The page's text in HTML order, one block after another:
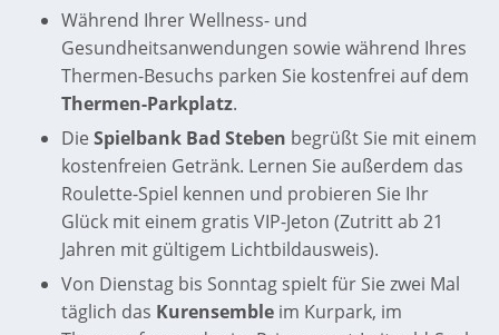
Während Ihrer Wellness- und
Gesundheitsanwendungen sowie während Ihres
Thermen-Besuchs parken Sie kostenfrei auf dem
Thermen-Parkplatz.
Die Spielbank Bad Steben begrüßt Sie mit einem
kostenfreien Getränk. Lernen Sie außerdem das
Roulette-Spiel kennen und probieren Sie Ihr
Glück mit einem gratis VIP-Jeton (Zutritt ab 21
Jahren mit gültigem Lichtbildausweis).
Von Dienstag bis Sonntag spielt für Sie zwei Mal
täglich das Kurensemble im Kurpark, im